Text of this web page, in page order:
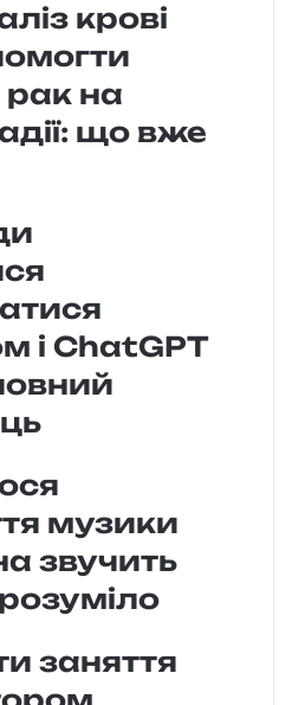
крові
рак на
що вже
і ChatGPT
музики
звучить
заняття